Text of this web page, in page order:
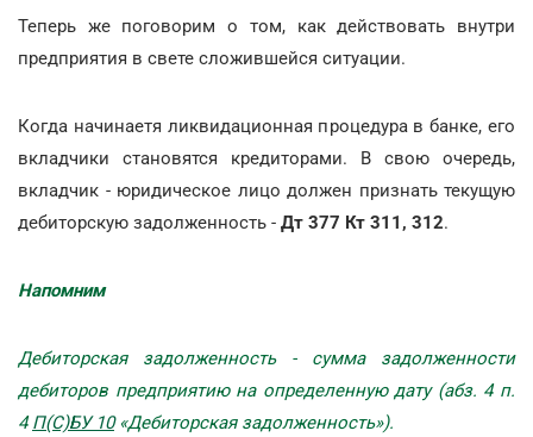
Теперь же поговорим о том, как действовать внутри
предприятия в свете сложившейся ситуации.
Когда начинаетя ликвидационная процедура в банке, его
вкладчики становятся кредиторами. В свою очередь,
вкладчик - юридическое лицо должен признать текущую
дебиторскую задолженность - Дт 377 Кт 311, 312.
Напомним
Дебиторская задолженность - сумма задолженности
дебиторов предприятию на определенную дату (абз. 4 п.
4П(С)БУ 10«Дебиторская задолженность»).